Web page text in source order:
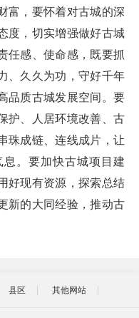
富，要怀着对古城的深
度，切实增强做好古城
任感、使命感，既要抓
、久久为功，守好千年
品质古城发展空间。要
护、人居环境改善、古
珠成链、连线成片，让
。要加快古城项目建
好现有资源，探索总结
新的大同经验，推动古
县区 其他网站